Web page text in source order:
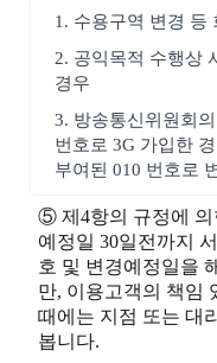
1. 수용구역 변경 등
2. 공익목적 수행상
경우
3. 방송통신위원회
번호로 3G 가입한
부여된 010 번호로
⑤ 제4항의 규정에 의
예정일 30일전까지
호 및 변경예정일을
만, 이용고객의 책임
때에는 지점 또는 대
봅니다.